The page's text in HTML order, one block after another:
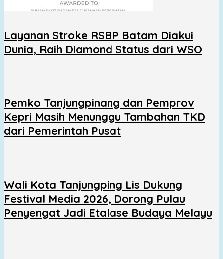
Layanan Stroke RSBP Batam Diakui
Dunia, Raih Diamond Status dari WSO
Pemko Tanjungpinang dan Pemprov
Kepri Masih Menunggu Tambahan TKD
dari Pemerintah Pusat
Wali Kota Tanjungping Lis Dukung
Festival Media 2026, Dorong Pulau
Penyengat Jadi Etalase Budaya Melayu